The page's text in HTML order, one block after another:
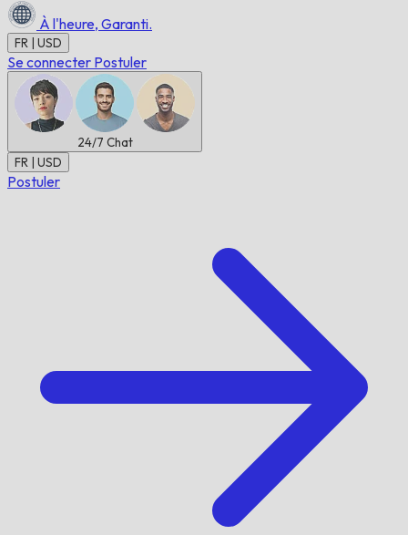
À l'heure, Garanti.
FR | USD
Se connecter Postuler
24/7 Chat
FR | USD
Postuler